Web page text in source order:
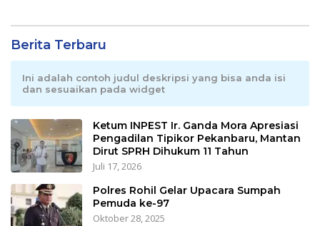
Berita Terbaru
Ini adalah contoh judul deskripsi yang bisa anda isi
dan sesuaikan pada widget
Ketum INPEST Ir. Ganda Mora Apresiasi
Pengadilan Tipikor Pekanbaru, Mantan
Dirut SPRH Dihukum 11 Tahun
Juli 17, 2026
Polres Rohil Gelar Upacara Sumpah
Pemuda ke-97
Oktober 28, 2025